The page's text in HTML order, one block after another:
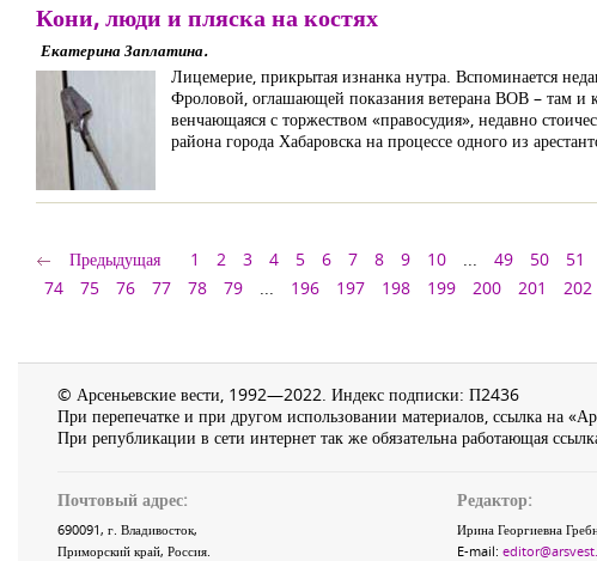
Кони, люди и пляска на костях
Екатерина Заплатина.
Лицемерие, прикрытая изнанка нутра. Вспоминается
Фроловой, оглашающей показания ветерана ВОВ – там и
венчающаяся с торжеством «правосудия», недавно
района города Хабаровска на процессе одного из
Предыдущая 1 2 3 4 5 6 7 8 9 10 ... 49 50 51
74
75 76 77 78 79 ... 196 197 198 199 200 201 202
© Арсеньевские вести, 1992—2022. Индекс подписки: П2436
При перепечатке и при другом использовании материалов, ссылка на
При републикации в сети интернет так же обязательна работающая
Почтовый адрес:
690091, г. Владивосток,
Приморский край, Россия.
Редактор:
Ирина Георгиевна
E-mail: